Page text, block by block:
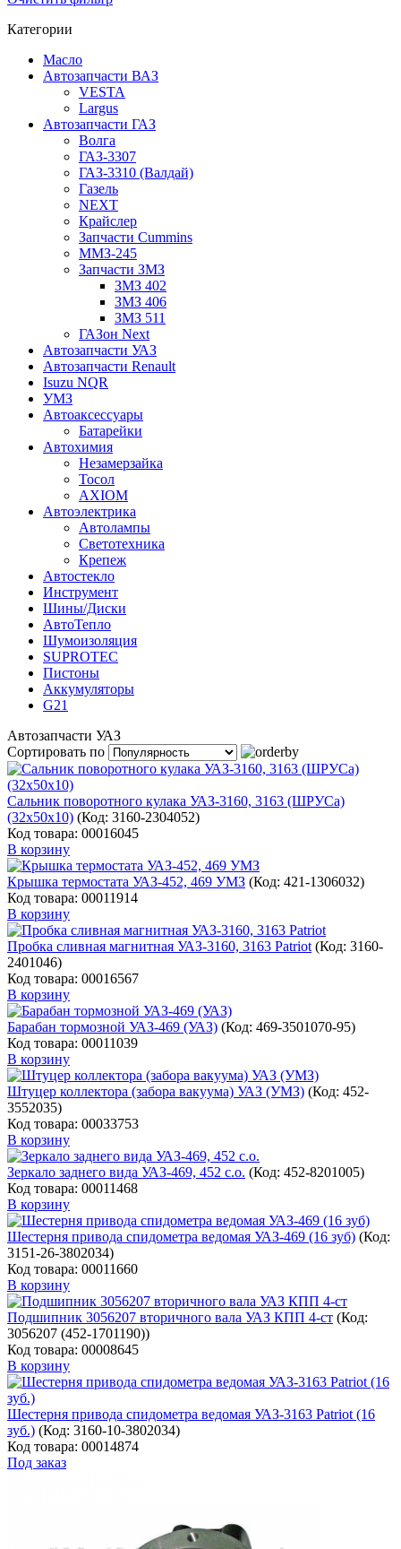
Категории
Масло
Автозапчасти ВАЗ
VESTA
Largus
Автозапчасти ГАЗ
Волга
ГАЗ-3307
ГАЗ-3310 (Валдай)
Газель
NEXT
Крайслер
Запчасти Cummins
ММЗ-245
Запчасти ЗМЗ
ЗМЗ 402
ЗМЗ 406
ЗМЗ 511
ГАЗон Next
Автозапчасти УАЗ
Автозапчасти Renault
Isuzu NQR
УМЗ
Автоаксессуары
Батарейки
Автохимия
Незамерзайка
Тосол
AXIOM
Автоэлектрика
Автолампы
Светотехника
Крепеж
Автостекло
Инструмент
Шины/Диски
АвтоТепло
Шумоизоляция
SUPROTEC
Пистоны
Аккумуляторы
G21
Автозапчасти УАЗ
Сортировать по
Сальник поворотного кулака УАЗ-3160, 3163 (ШРУСа)
(32х50х10) (Код: 3160-2304052)
Код товара: 00016045
В корзину
Крышка термостата УАЗ-452, 469 УМЗ (Код: 421-1306032)
Код товара: 00011914
В корзину
Пробка сливная магнитная УАЗ-3160, 3163 Patriot (Код: 3160-
2401046)
Код товара: 00016567
В корзину
Барабан тормозной УАЗ-469 (УАЗ) (Код: 469-3501070-95)
Код товара: 00011039
В корзину
Штуцер коллектора (забора вакуума) УАЗ (УМЗ) (Код: 452-
3552035)
Код товара: 00033753
В корзину
Зеркало заднего вида УАЗ-469, 452 с.о. (Код: 452-8201005)
Код товара: 00011468
В корзину
Шестерня привода спидометра ведомая УАЗ-469 (16 зуб) (Код:
3151-26-3802034)
Код товара: 00011660
В корзину
Подшипник 3056207 вторичного вала УАЗ КПП 4-ст (Код:
3056207 (452-1701190))
Код товара: 00008645
В корзину
Шестерня привода спидометра ведомая УАЗ-3163 Patriot (16
зуб.) (Код: 3160-10-3802034)
Код товара: 00014874
Под заказ